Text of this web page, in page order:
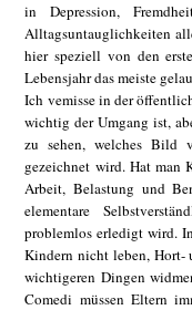
in Depression,
Alltagsuntauglichkeiten
hier speziell von den
Lebensjahr das meiste
Ich vemisse in der
wichtig der Umgang ist,
zu sehen, welches Bild
gezeichnet wird. Hat man
Arbeit, Belastung und
elementare
problemlos erledigt wird.
Kindern nicht leben, Hort-
wichtigeren Dingen
Comedi müssen Eltern